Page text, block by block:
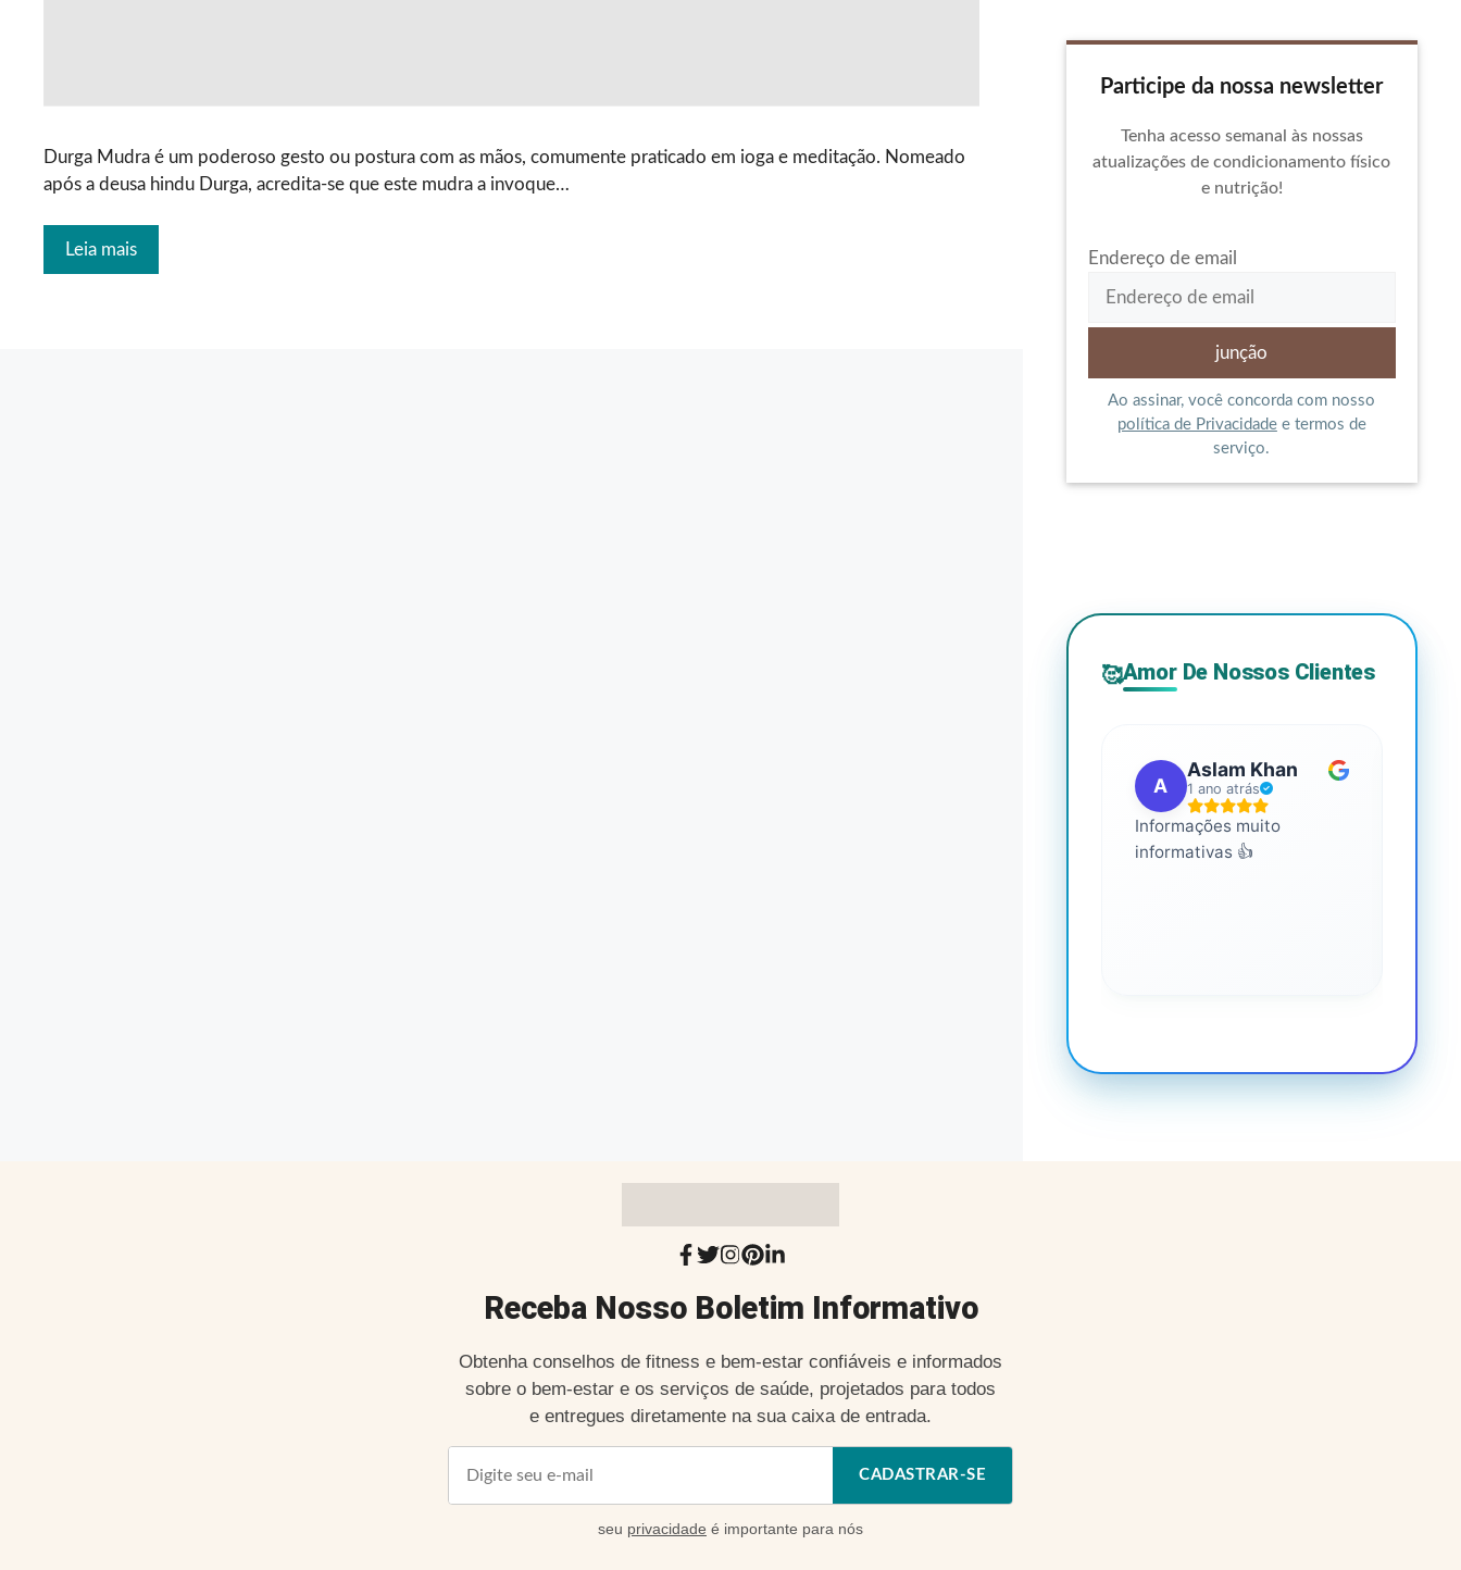
Durga Mudra é um poderoso gesto ou postura com as mãos, comumente praticado em ioga e meditação. Nomeado
após a deusa hindu Durga, acredita-se que este mudra a invoque…
Leia mais
Participe da nossa newsletter
Tenha acesso semanal às nossas
atualizações de condicionamento físico
e nutrição!
Endereço de email
Ao assinar, você concorda com nosso
política de Privacidadee termos de
serviço.
🥰Amor De Nossos Clientes
A
Aslam Khan
1 ano atrás
Informações muito
informativas 👍
Receba Nosso Boletim Informativo
Obtenha conselhos de fitness e bem-estar confiáveis e informados
sobre o bem-estar e os serviços de saúde, projetados para todos
e entregues diretamente na sua caixa de entrada.
CADASTRAR-SE
seu privacidade é importante para nós